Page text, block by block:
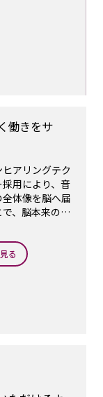
働きをサ
アリングテク
採用により、音
体像を脳へ届
で、脳本来の音
る